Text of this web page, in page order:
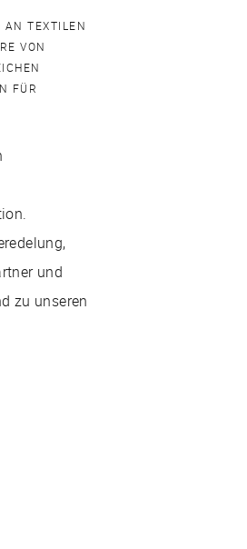
AN TEXTILEN
VON
FÜR
und
zu unseren